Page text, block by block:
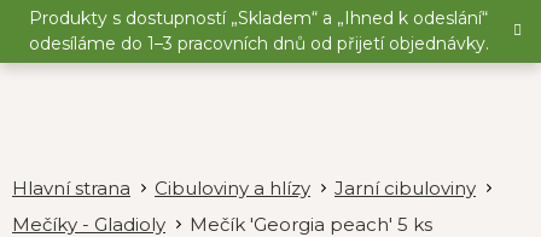
Přejít
obsah
Produkty s dostupností „Skladem“ a „Ihned k odeslání“
odesíláme do 1–3 pracovních dnů od přijetí objednávky.
Cibuloviny a hlízy
Jarní cibuloviny
Mečíky - Gladioly
Mečík 'Georgia peach' 5 ks